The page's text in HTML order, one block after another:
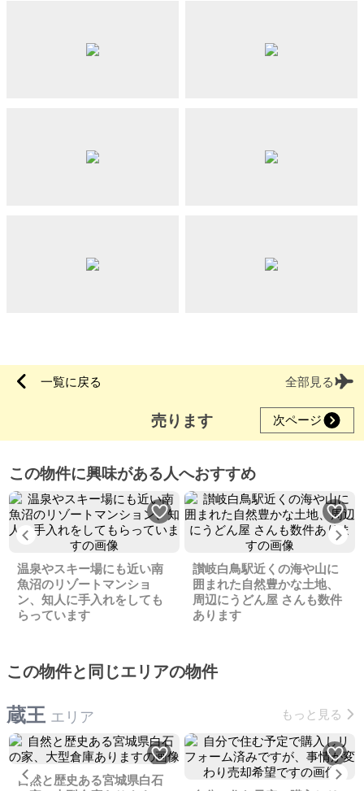
一覧に戻る 全部見る
売ります 次ページ
この物件に興味がある人へおすすめ
Previous
温泉やスキー場にも近い南
魚沼のリゾートマンショ
ン、知人に手入れをしても
らっています
讃岐白鳥駅近くの海や山に
囲まれた自然豊かな土地、
周辺にうどん屋 さんも数件
あります
この物件と同じエリアの物件
蔵王 エリア もっと見る
Previous
自然と歴史ある宮城県白石